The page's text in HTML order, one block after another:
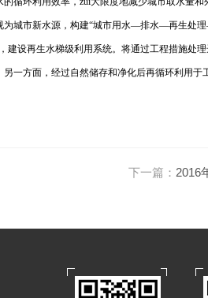
为城市新水源，构建“城市用水—排水—再生处
设再生水梯级利用系统。将通过工程措施处
一方面，经过自然储存和净化后再循环利用于
下一篇： 2016